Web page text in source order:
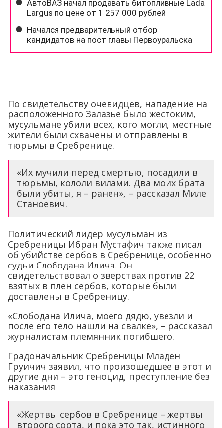
По свидетельству очевидцев, нападение на
расположенного Залазье было жестоким,
мусульмане убили всех, кого могли, местные
жители были схвачены и отправлены в
тюрьмы в Сребренице.
«Их мучили перед смертью, посадили в
тюрьмы, кололи вилами. Два моих брата
были убиты, я – ранен», – рассказал Миле
Станоевич.
Политический лидер мусульман из
Сребреницы Ибран Мустафич также писал
об убийстве сербов в Сребренице, особенно
судьи Слободана Илича. Он
свидетельствовал о зверствах против 22
взятых в плен сербов, которые были
доставлены в Сребреницу.
«Слободана Илича, моего дядю, увезли и
после его тело нашли на свалке», – рассказал
журналистам племянник погибшего.
Градоначальник Сребреницы Младен
Груичич заявил, что произошедшее в этот и
другие дни – это геноцид, преступление без
наказания.
«Жертвы сербов в Сребренице – жертвы
второго сорта, и пока это так, истинного